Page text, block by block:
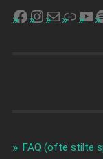
FAQ (ofte stilte